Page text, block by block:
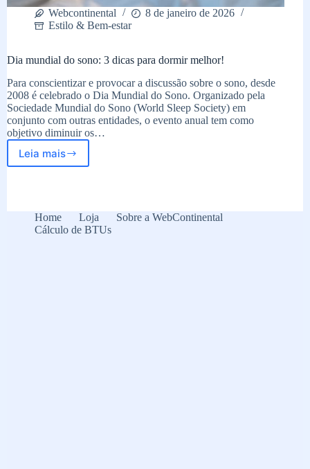
Webcontinental
8 de janeiro de 2026
Estilo & Bem-estar
Dia mundial do sono: 3 dicas para dormir melhor!
Para conscientizar e provocar a discussão sobre o sono, desde
2008 é celebrado o Dia Mundial do Sono. Organizado pela
Sociedade Mundial do Sono (World Sleep Society) em
conjunto com outras entidades, o evento anual tem como
objetivo diminuir os…
Leia mais
Dia
dicas
para
Home Loja
Sobre a WebContinental
Cálculo de BTUs